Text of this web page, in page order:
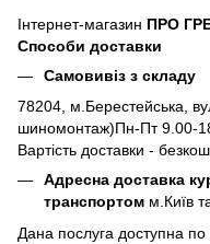
Інтернет-магазин ПРО
Способи доставки
Самовивіз з складу
78204, м.Берестейська,
шиномонтаж)Пн-Пт 9.00-
Вартість доставки -
Адресна доставка
транспортом м.Київ
Дана послуга доступна по